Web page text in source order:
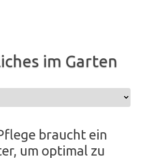
im Garten
braucht ein
um optimal zu